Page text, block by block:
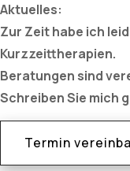
Aktuelles:
Zur Zeit habe ich
Kurzzeittherapien.
Beratungen sind
Schreiben Sie mich
Termin